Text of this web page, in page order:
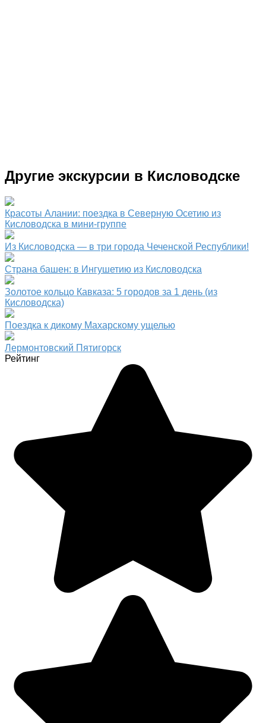
Другие экскурсии в Кисловодске
Красоты Алании: поездка в Северную Осетию из
Кисловодска в мини-группе
Из Кисловодска — в три города Чеченской Республики!
Страна башен: в Ингушетию из Кисловодска
Золотое кольцо Кавказа: 5 городов за 1 день (из
Кисловодска)
Поездка к дикому Махарскому ущелью
Лермонтовский Пятигорск
Рейтинг